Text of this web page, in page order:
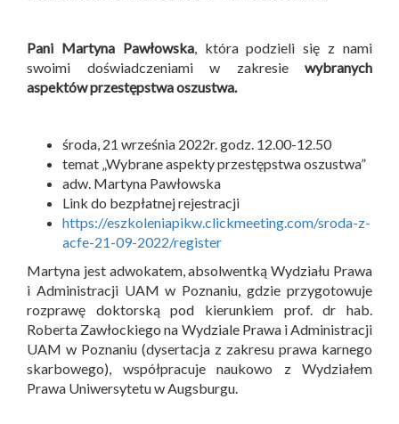
Pani Martyna Pawłowska, która podzieli się z nami
swoimi doświadczeniami w zakresie wybranych
aspektów przestępstwa oszustwa.
środa, 21 września 2022r. godz. 12.00-12.50
temat „Wybrane aspekty przestępstwa oszustwa”
adw. Martyna Pawłowska
Link do bezpłatnej rejestracji
https://eszkoleniapikw.clickmeeting.com/sroda-z-
acfe-21-09-2022/register
Martyna jest adwokatem, absolwentką Wydziału Prawa
i Administracji UAM w Poznaniu, gdzie przygotowuje
rozprawę doktorską pod kierunkiem prof. dr hab.
Roberta Zawłockiego na Wydziale Prawa i Administracji
UAM w Poznaniu (dysertacja z zakresu prawa karnego
skarbowego), współpracuje naukowo z Wydziałem
Prawa Uniwersytetu w Augsburgu.